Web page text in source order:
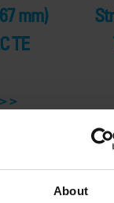
About
mm)
TE